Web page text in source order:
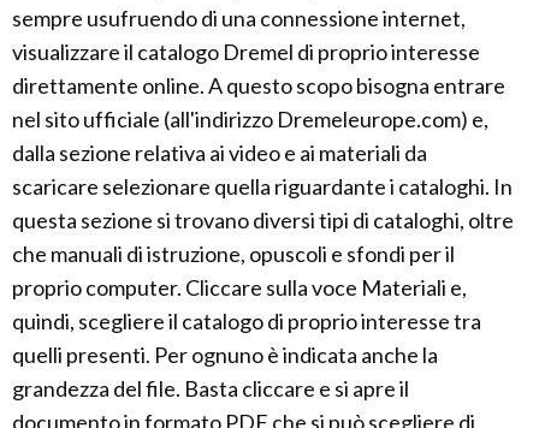
sempre usufruendo di una connessione internet,
visualizzare il catalogo Dremel di proprio interesse
direttamente online. A questo scopo bisogna entrare
nel sito ufficiale (all'indirizzo Dremeleurope.com) e,
dalla sezione relativa ai video e ai materiali da
scaricare selezionare quella riguardante i cataloghi. In
questa sezione si trovano diversi tipi di cataloghi, oltre
che manuali di istruzione, opuscoli e sfondi per il
proprio computer. Cliccare sulla voce Materiali e,
quindi, scegliere il catalogo di proprio interesse tra
quelli presenti. Per ognuno è indicata anche la
grandezza del file. Basta cliccare e si apre il
documento in formato PDF che si può scegliere di